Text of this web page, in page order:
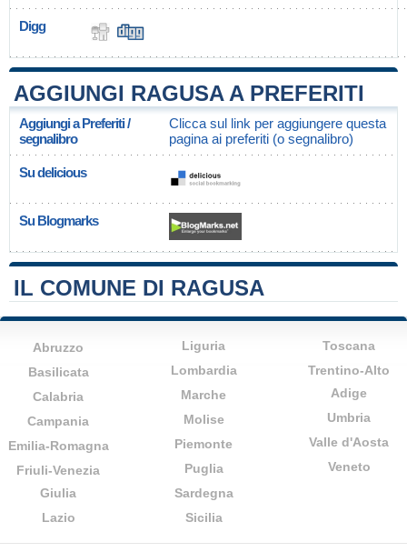
Digg
AGGIUNGI RAGUSA A PREFERITI
Aggiungi a Preferiti /
segnalibro
Clicca sul link per aggiungere questa
pagina ai preferiti (o segnalibro)
Su delicious
Su Blogmarks
IL COMUNE DI RAGUSA
Abruzzo
Basilicata
Calabria
Campania
Emilia-Romagna
Friuli-Venezia
Giulia
Lazio
Liguria
Lombardia
Marche
Molise
Piemonte
Puglia
Sardegna
Sicilia
Toscana
Trentino-Alto
Adige
Umbria
Valle d'Aosta
Veneto